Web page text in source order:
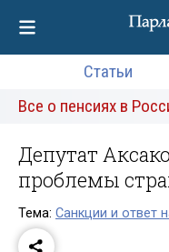
Статьи
Все о пенсиях в
Депутат
проблемы
Тема: Санкции и ответ